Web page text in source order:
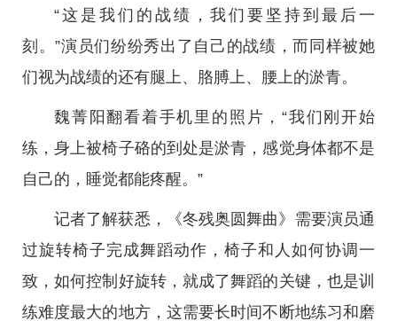
“这是我们的战绩，我们要坚持到最后一
刻。”演员们纷纷秀出了自己的战绩，而同样被她
们视为战绩的还有腿上、胳膊上、腰上的淤青。
魏菁阳翻看着手机里的照片，“我们刚开始
练，身上被椅子硌的到处是淤青，感觉身体都不是
自己的，睡觉都能疼醒。”
记者了解获悉，《冬残奥圆舞曲》需要演员通
过旋转椅子完成舞蹈动作，椅子和人如何协调一
致，如何控制好旋转，就成了舞蹈的关键，也是训
练难度最大的地方，这需要长时间不断地练习和磨